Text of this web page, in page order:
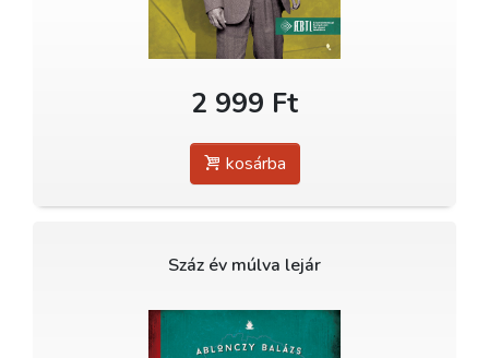
2 999 Ft
kosárba
Száz év múlva lejár